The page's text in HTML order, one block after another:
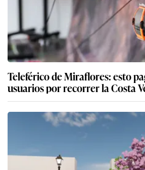
Teleférico de Miraflores: esto
usuarios por recorrer la Costa